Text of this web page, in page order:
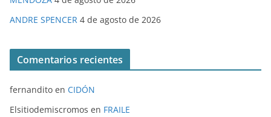
ANDRE SPENCER 4 de agosto de 2026
Comentarios recientes
fernandito en CIDÓN
Elsitiodemiscromos en FRAILE